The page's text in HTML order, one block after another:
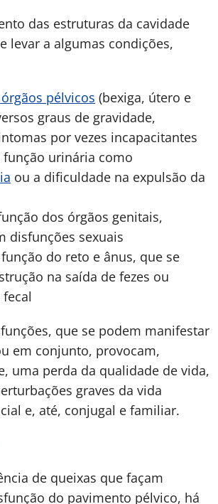
das estruturas da cavidade
levar a algumas condições,
pélvicos (bexiga, útero e
graus de gravidade,
por vezes incapacitantes
função urinária como
ou a dificuldade na expulsão da
dos órgãos genitais,
disfunções sexuais
do reto e ânus, que se
na saída de fezes ou
que se podem manifestar
em conjunto, provocam,
uma perda da qualidade de vida,
graves da vida
e, até, conjugal e familiar.
de queixas que façam
do pavimento pélvico, há